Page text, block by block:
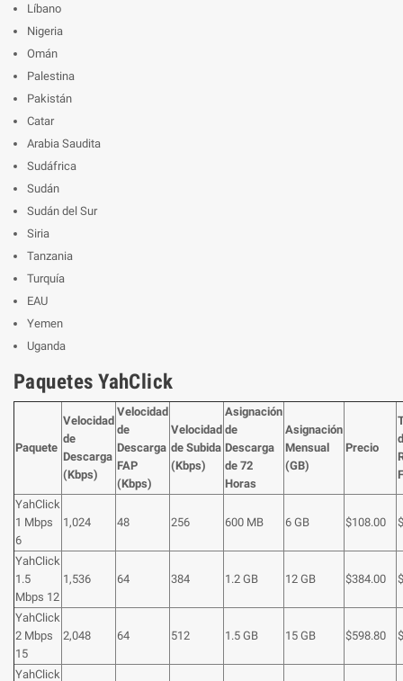
Líbano
Nigeria
Omán
Palestina
Pakistán
Catar
Arabia Saudita
Sudáfrica
Sudán
Sudán del Sur
Siria
Tanzania
Turquía
EAU
Yemen
Uganda
Paquetes YahClick
Paquete
Velocidad
de
Descarga
(Kbps)
Velocidad
de
Descarga
FAP
(Kbps)
Velocidad
de Subida
(Kbps)
Asignación
de
Descarga
de 72
Horas
Asignación
Mensual
(GB)
Precio
YahClick
1 Mbps
6
1,024 48 256 600 MB 6 GB $108.00
YahClick
1.5
Mbps 12
1,536 64 384 1.2 GB 12 GB $384.00
YahClick
2 Mbps
15
2,048 64 512 1.5 GB 15 GB $598.80
YahClick